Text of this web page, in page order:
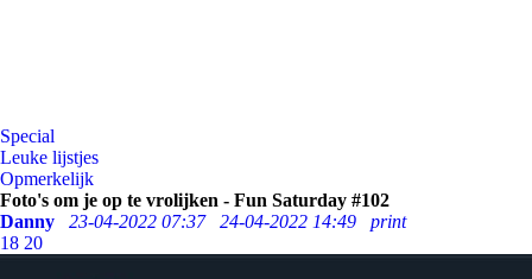
Special
Leuke lijstjes
Opmerkelijk
Foto's om je op te vrolijken - Fun Saturday #102
Danny
23-04-2022 07:37 24-04-2022 14:49
print
18 20